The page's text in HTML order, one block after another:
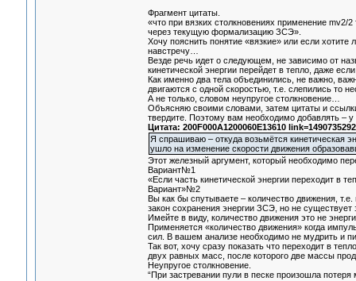
Фрагмент цитаты.
«что при вязких столкновениях применение mv2/2
через текущую формализацию ЗСЭ».
Хочу пояснить понятие «вязкие» или если
навстречу…
Везде речь идет о следующем, не зависимо от
кинетической энергии перейдет в тепло, даже
Как именно два тела объединились, не важно,
двигаются с одной скоростью, т.е. слепились то
А не только, словом неупругое столкновение…
Объясняю своими словами, затем цитаты и
твердите. Поэтому вам необходимо добавлять –
Цитата: 200F000A1200060E13610
Я спрашиваю – откуда возьмётся кинетическая
ушло на изменение скорости движения
Этот железный аргумент, который необходимо
Вариант№1
«Если часть кинетической энергии переходит в
Вариант»№2
Вы как бы спутываете – количество движения,
закон сохранения энергии ЗСЭ, но не существует
Имейте в виду, количество движения это не
Применяется «количество движения» когда
сил. В вашем анализе необходимо не мудрить и
Так вот, хочу сразу показать что переходит в
двух равных масс, после которого две массы
Неупругое столкновение.
“При застревании пули в песке произошла потеря